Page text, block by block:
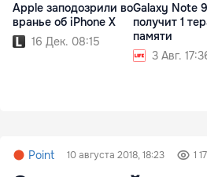
Apple заподозрили во
вранье об iPhone X
16 Дек. 08:15
Galaxy Note 9
получит 1
памяти
3 Авг.
Point 10 августа 2018, 18:23 1